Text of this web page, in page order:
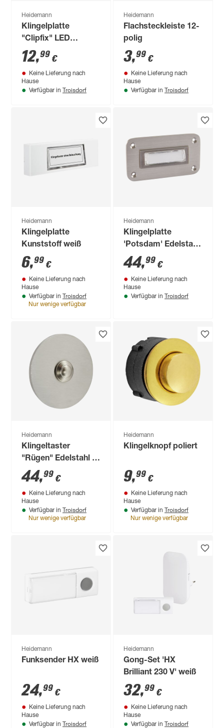
Heidemann
Klingelplatte
"Clipfix" LED
Kunststoff weiß
12,99 €
Keine Lieferung nach
Hause
Verfügbar in Troisdorf
Heidemann
Flachsteckleiste 12-
polig
3,99 €
Keine Lieferung nach
Hause
Verfügbar in Troisdorf
Heidemann
Klingelplatte
Kunststoff weiß
6,99 €
Keine Lieferung nach
Hause
Verfügbar in Troisdorf
Nur wenige verfügbar
Heidemann
Klingelplatte
'Potsdam' Edelstahl
mit LED
44,99 €
Keine Lieferung nach
Hause
Verfügbar in Troisdorf
Heidemann
Klingeltaster
"Rügen" Edelstahl Ø
7 cm
44,99 €
Keine Lieferung nach
Hause
Verfügbar in Troisdorf
Nur wenige verfügbar
Heidemann
Klingelknopf poliert
9,99 €
Keine Lieferung nach
Hause
Verfügbar in Troisdorf
Nur wenige verfügbar
Heidemann
Funksender HX weiß
24,99 €
Keine Lieferung nach
Hause
Verfügbar in Troisdorf
Heidemann
Gong-Set 'HX
Brilliant 230 V' weiß
32,99 €
Keine Lieferung nach
Hause
Verfügbar in Troisdorf